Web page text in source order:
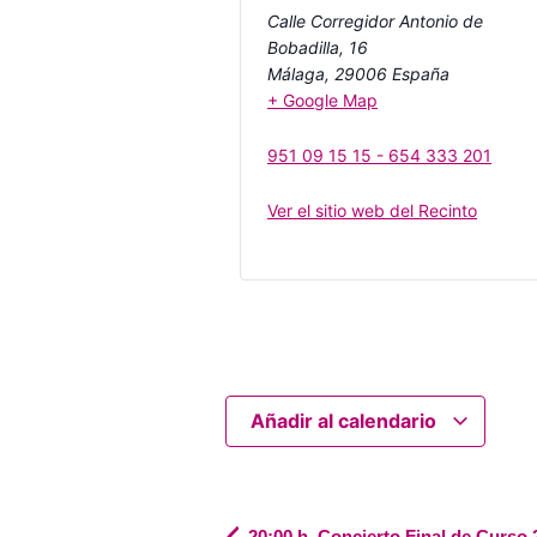
Calle Corregidor Antonio de
Bobadilla, 16
Málaga, 29006 España
+ Google Map
951 09 15 15 - 654 333 201
Ver el sitio web del Recinto
Añadir al calendario